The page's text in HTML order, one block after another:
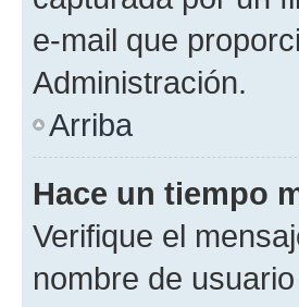
e-mail que
Administración.
Arriba
Hace un tiempo
Verifique el
nombre de